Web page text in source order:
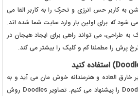
به کاربر حس انرژی و تحرک را به کاربر القا می
شود که برای اولین بار وارد سایت شما شده اند.
به طراحی، می تواند راهی برای ایجاد هیجان در
پرش را مطمئنا کم و کلیک را بیشتر می کند.
خارق العاده و هنرمندانه خوش مان می آید و به
همین دلیل استفاده از Doodles را پیشنهاد می کنیم. تصاویر Doodles روش